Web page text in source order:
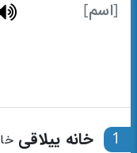
[اسم]
1 خانه ییلاقی